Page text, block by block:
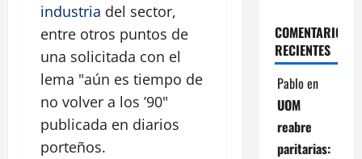
industria del sector,
entre otros puntos de
una solicitada con el
lema "aún es tiempo de
no volver a los ’90"
publicada en diarios
porteños.
COMENTARIOS
RECIENTES
Pablo en
UOM
reabre
paritarias: